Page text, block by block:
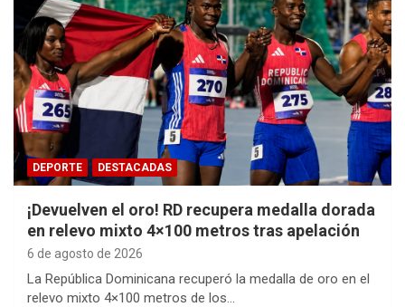
DEPORTE DESTACADAS
¡Devuelven el oro! RD recupera medalla dorada
en relevo mixto 4×100 metros tras apelación
6 de agosto de 2026
La República Dominicana recuperó la medalla de oro en el
relevo mixto 4×100 metros de los…